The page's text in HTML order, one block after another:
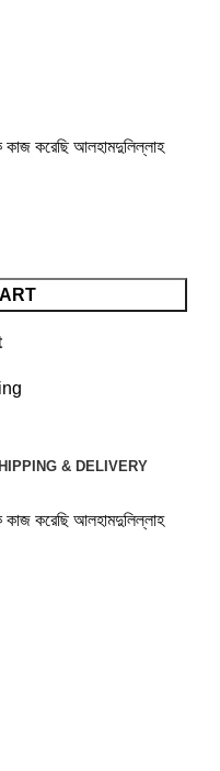
কাজ করেছি আলহামদুলিল্লাহ
& DELIVERY
কাজ করেছি আলহামদুলিল্লাহ